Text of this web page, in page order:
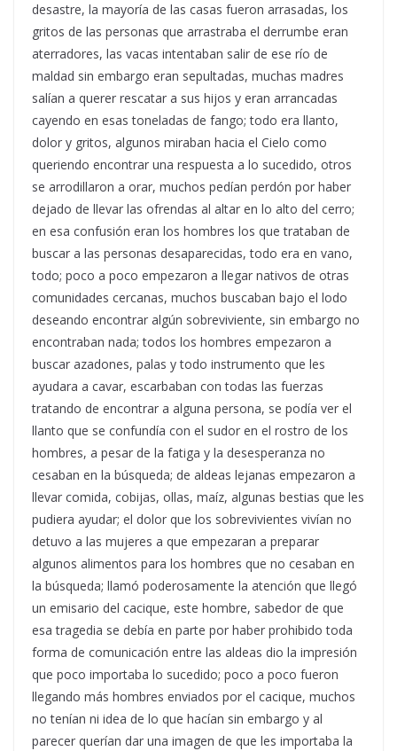
desastre, la mayoría de las casas fueron arrasadas, los
gritos de las personas que arrastraba el derrumbe eran
aterradores, las vacas intentaban salir de ese río de
maldad sin embargo eran sepultadas, muchas madres
salían a querer rescatar a sus hijos y eran arrancadas
cayendo en esas toneladas de fango; todo era llanto,
dolor y gritos, algunos miraban hacia el Cielo como
queriendo encontrar una respuesta a lo sucedido, otros
se arrodillaron a orar, muchos pedían perdón por haber
dejado de llevar las ofrendas al altar en lo alto del cerro;
en esa confusión eran los hombres los que trataban de
buscar a las personas desaparecidas, todo era en vano,
todo; poco a poco empezaron a llegar nativos de otras
comunidades cercanas, muchos buscaban bajo el lodo
deseando encontrar algún sobreviviente, sin embargo no
encontraban nada; todos los hombres empezaron a
buscar azadones, palas y todo instrumento que les
ayudara a cavar, escarbaban con todas las fuerzas
tratando de encontrar a alguna persona, se podía ver el
llanto que se confundía con el sudor en el rostro de los
hombres, a pesar de la fatiga y la desesperanza no
cesaban en la búsqueda; de aldeas lejanas empezaron a
llevar comida, cobijas, ollas, maíz, algunas bestias que les
pudiera ayudar; el dolor que los sobrevivientes vivían no
detuvo a las mujeres a que empezaran a preparar
algunos alimentos para los hombres que no cesaban en
la búsqueda; llamó poderosamente la atención que llegó
un emisario del cacique, este hombre, sabedor de que
esa tragedia se debía en parte por haber prohibido toda
forma de comunicación entre las aldeas dio la impresión
que poco importaba lo sucedido; poco a poco fueron
llegando más hombres enviados por el cacique, muchos
no tenían ni idea de lo que hacían sin embargo y al
parecer querían dar una imagen de que les importaba la